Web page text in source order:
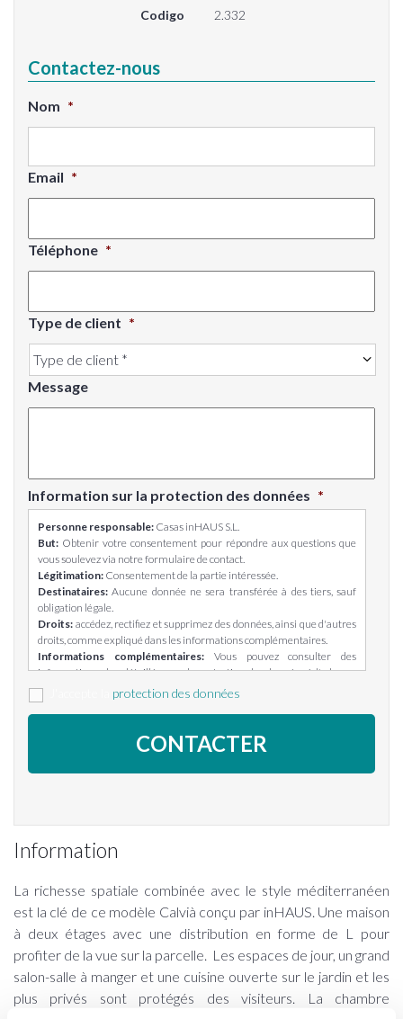
Codigo
2.332
Contactez-nous
Nom *
Email *
Téléphone *
Type de client *
Message
Information sur la protection des données *
Personne responsable: Casas inHAUS S.L.
But: Obtenir votre consentement pour répondre aux questions que
vous soulevez via notre formulaire de contact.
Légitimation: Consentement de la partie intéressée.
Destinataires: Aucune donnée ne sera transférée à des tiers, sauf
obligation légale.
Droits: accédez, rectifiez et supprimez des données, ainsi que d'autres
droits, comme expliqué dans les informations complémentaires.
Informations complémentaires:Vous pouvez consulter des
informations plus détaillées sur la protection des données à l'adresse
suivante: https://casasinhaus.com/ley-de-proteccion-de-datos/
protection des données
Information
La richesse spatiale combinée avec le style méditerranéen
est la clé de ce modèle Calvià conçu par inHAUS. Une maison
à deux étages avec une distribution en forme de L pour
profiter de la vue sur la parcelle. Les espaces de jour, un grand
salon-salle à manger et une cuisine ouverte sur le jardin et les
plus privés sont protégés des visiteurs. La chambre